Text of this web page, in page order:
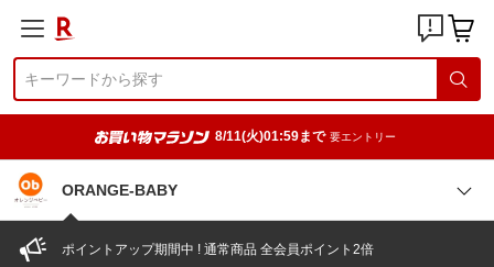
8/11(火)01:59まで 要エントリー
ORANGE-BABY
ポイントアップ期間中 ! 通常商品 全会員ポイント2倍